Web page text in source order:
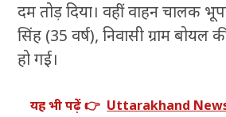
दम तोड़ दिया। वहीं वाहन चालक
सिंह (35 वर्ष), निवासी ग्राम बोयल
हो गई।
यह भी पढ़ें 👉 Uttarakhand